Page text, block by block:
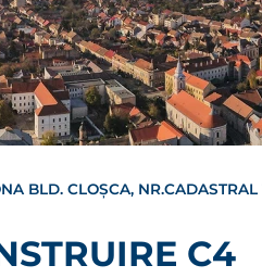
BLD. CLOȘCA, NR.CADASTRAL
C4